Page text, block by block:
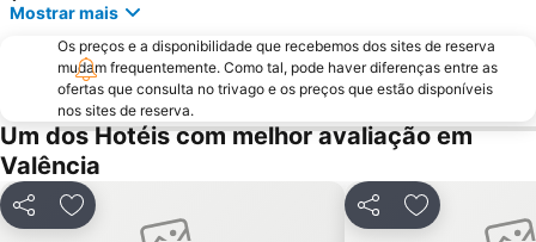
Malilla
Port Saplaya Sur
Cap Blanc
Museu das Ciências Príncipe Felipe
La Punta
9 d'Octubre
Benimaclet
Calle de Colón
Pinedo
L'Umbracle
Cabañal - Cañamelar
Mostrar mais
Os preços e a disponibilidade que recebemos dos sites de reserva
mudam frequentemente. Como tal, pode haver diferenças entre as
ofertas que consulta no trivago e os preços que estão disponíveis
nos sites de reserva.
Um dos Hotéis com melhor avaliação em
Valência
PartilharAdicionar aos favoritos PartilharAdicionar